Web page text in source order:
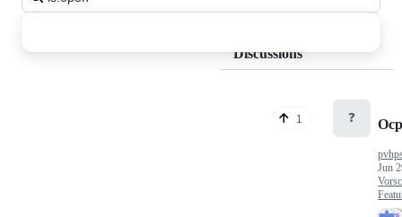
all
Discussions
1 ❓
Jun